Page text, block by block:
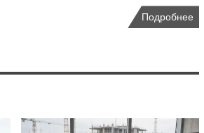
Подробнее